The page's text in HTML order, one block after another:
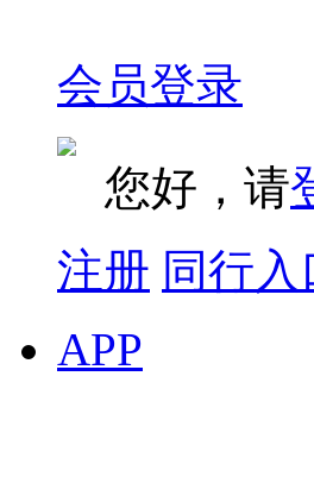
会员登录
您好，请
注册 同行入
APP